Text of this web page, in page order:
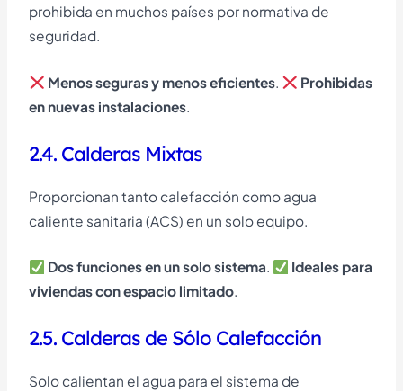
prohibida en muchos países por normativa de
seguridad.
Menos seguras y menos eficientes
Prohibidas
en nuevas instalaciones
2.4. Calderas Mixtas
Proporcionan tanto calefacción como agua
caliente sanitaria (ACS) en un solo equipo.
Dos funciones en un solo sistema.
Ideales para
viviendas con espacio limitado.
2.5. Calderas de Sólo Calefacción
Solo calientan el agua para el sistema de